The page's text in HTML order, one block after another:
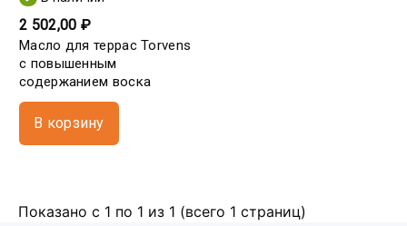
2 502,00 ₽
Масло для террас Torvens
с повышенным
содержанием воска
В корзину
Показано с 1 по 1 из 1 (всего 1 страниц)